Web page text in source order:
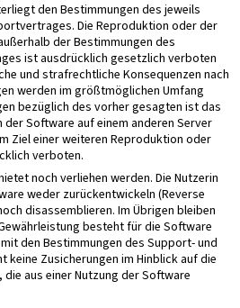
den Bestimmungen des jeweils
Die Reproduktion oder der
der Bestimmungen des
ist ausdrücklich gesetzlich verboten
und strafrechtliche Konsequenzen nach
werden im größtmöglichen Umfang
bezüglich des vorher gesagten ist das
Software auf einem anderen Server
Ziel einer weiteren Reproduktion oder
verboten.
noch verliehen werden. Die Nutzerin
weder zurückentwickeln (Reverse
disassemblieren. Im Übrigen bleiben
besteht für die Software
den Bestimmungen des Support- und
keine Zusicherungen im Hinblick auf die
aus einer Nutzung der Software